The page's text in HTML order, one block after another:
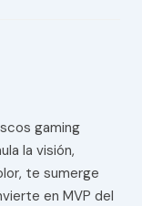
gaming
la visión,
te sumerge
en MVP del